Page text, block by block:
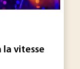
la vitesse